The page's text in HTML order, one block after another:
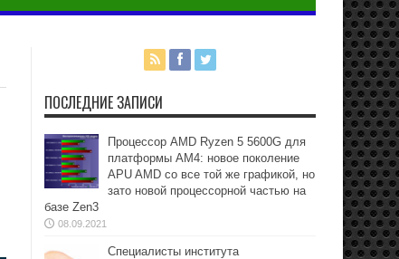
ПОСЛЕДНИЕ ЗАПИСИ
Процессор AMD Ryzen 5 5600G для
платформы АМ4: новое поколение
APU AMD со все той же графикой, но
зато новой процессорной частью на
базе Zen3
08.09.2021
Специалисты института